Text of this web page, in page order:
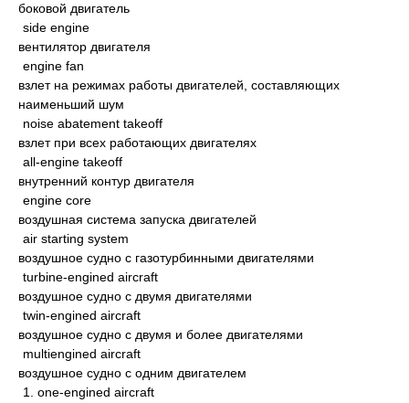
боковой двигатель
side engine
вентилятор двигателя
engine fan
взлет на режимах работы двигателей, составляющих
наименьший шум
noise abatement takeoff
взлет при всех работающих двигателях
all-engine takeoff
внутренний контур двигателя
engine core
воздушная система запуска двигателей
air starting system
воздушное судно с газотурбинными двигателями
turbine-engined aircraft
воздушное судно с двумя двигателями
twin-engined aircraft
воздушное судно с двумя и более двигателями
multiengined aircraft
воздушное судно с одним двигателем
1. one-engined aircraft